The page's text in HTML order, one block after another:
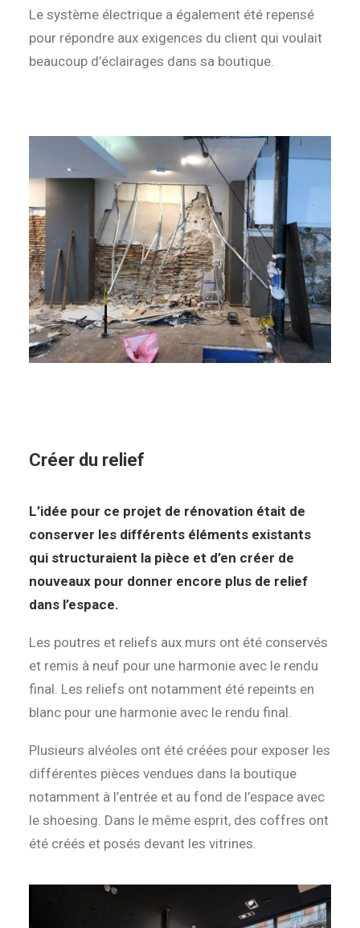
Le système électrique a également été repensé
pour répondre aux exigences du client qui voulait
beaucoup d’éclairages dans sa boutique.
Créer du relief
L’idée pour ce projet de rénovation était de
conserver les différents éléments existants
qui structuraient la pièce et d’en créer de
nouveaux pour donner encore plus de relief
dans l’espace.
Les poutres et reliefs aux murs ont été conservés
et remis à neuf pour une harmonie avec le rendu
final. Les reliefs ont notamment été repeints en
blanc pour une harmonie avec le rendu final.
Plusieurs alvéoles ont été créées pour exposer les
différentes pièces vendues dans la boutique
notamment à l’entrée et au fond de l’espace avec
le shoesing. Dans le même esprit, des coffres ont
été créés et posés devant les vitrines.